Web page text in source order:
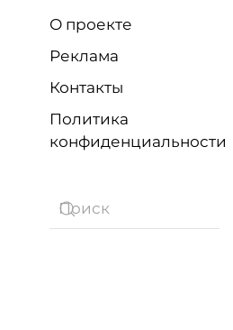
О проекте
Реклама
Контакты
Политика
конфиденциальности